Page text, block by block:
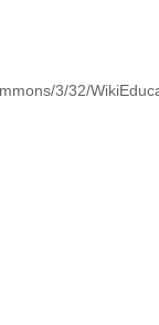
3/32/